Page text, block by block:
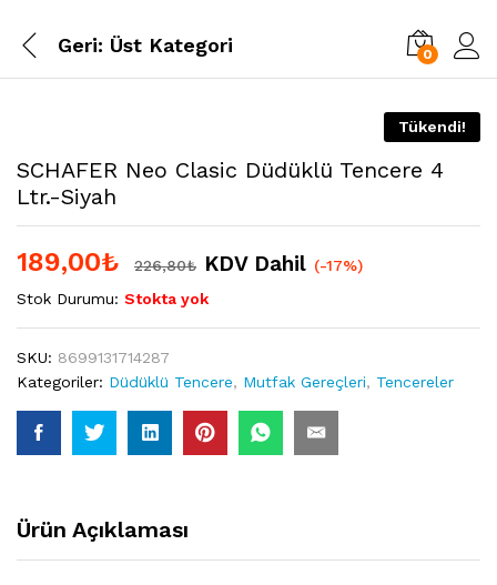
Geri: Üst Kategori 0
Tükendi!
SCHAFER Neo Clasic Düdüklü Tencere 4
Ltr.-Siyah
189,00₺ 226,80₺ KDV Dahil (-17%)
Stok Durumu: Stokta yok
SKU: 8699131714287
Kategoriler: Düdüklü Tencere, Mutfak Gereçleri, Tencereler
Ürün Açıklaması